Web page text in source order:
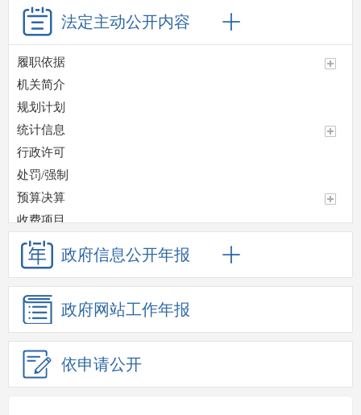
法定主动公开内容
履职依据
机关简介
规划计划
统计信息
行政许可
处罚/强制
预算决算
收费项目
政府采购
重大项目
重点领域信息公开
应急管理
监督检查情况
招考招聘
其他法定信息
政府信息公开年报
政府网站工作年报
依申请公开